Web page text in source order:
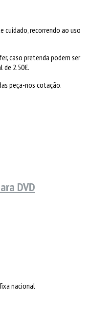
cuidado, recorrendo ao uso
caso pretenda podem ser
de 2.50€.
peça-nos cotação.
DVD
nacional